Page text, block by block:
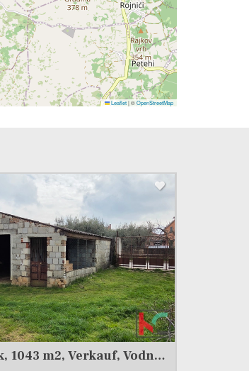
Leaflet|©OpenStreetMap
Grundstück, 1043 m2, Verkauf, Vodnjan